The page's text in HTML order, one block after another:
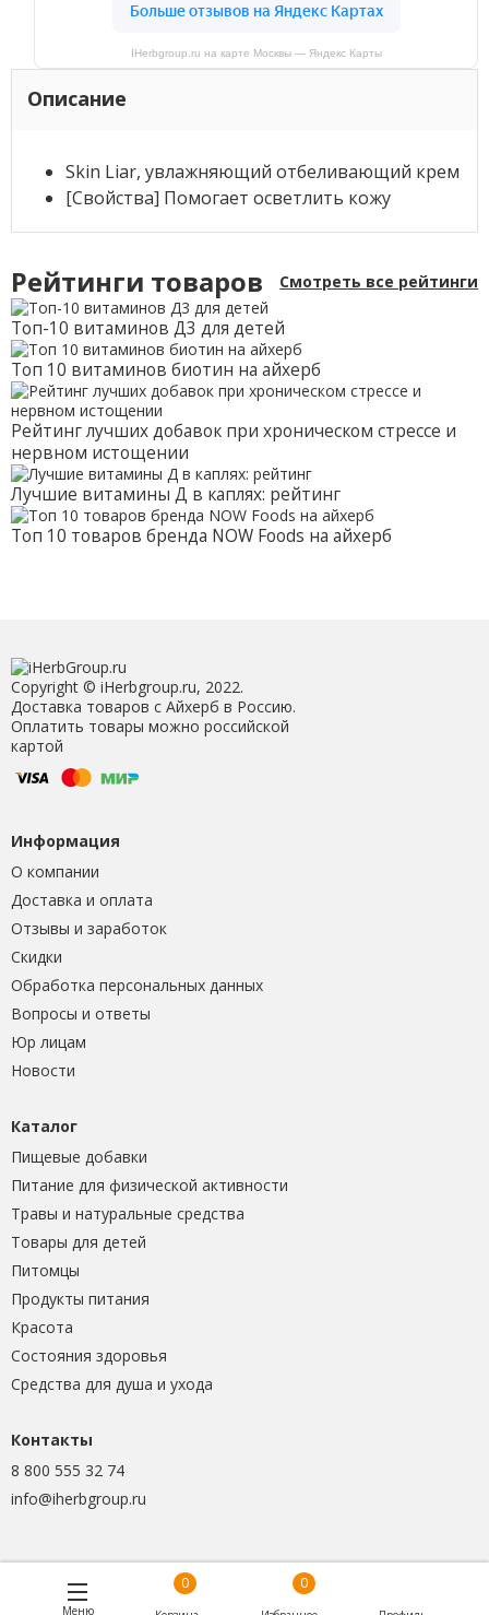
IHerbgroup.ru на карте Москвы — Яндекс Карты
Описание
Skin Liar, увлажняющий отбеливающий крем
[Свойства] Помогает осветлить кожу
Рейтинги товаров Смотреть все рейтинги
Топ-10 витаминов Д3 для детей
Топ 10 витаминов биотин на айхерб
Рейтинг лучших добавок при хроническом стрессе и
нервном истощении
Лучшие витамины Д в каплях: рейтинг
Топ 10 товаров бренда NOW Foods на айхерб
Copyright © iHerbgroup.ru, 2022.
Доставка товаров с Айхерб в Россию.
Оплатить товары можно российской
картой
Информация
О компании
Доставка и оплата
Отзывы и заработок
Скидки
Обработка персональных данных
Вопросы и ответы
Юр лицам
Новости
Каталог
Пищевые добавки
Питание для физической активности
Травы и натуральные средства
Товары для детей
Питомцы
Продукты питания
Красота
Состояния здоровья
Средства для душа и ухода
Контакты
8 800 555 32 74
info@iherbgroup.ru
Меню
0 0